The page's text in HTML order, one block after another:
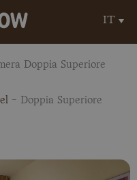
IT
Doppia Superiore
- Doppia Superiore